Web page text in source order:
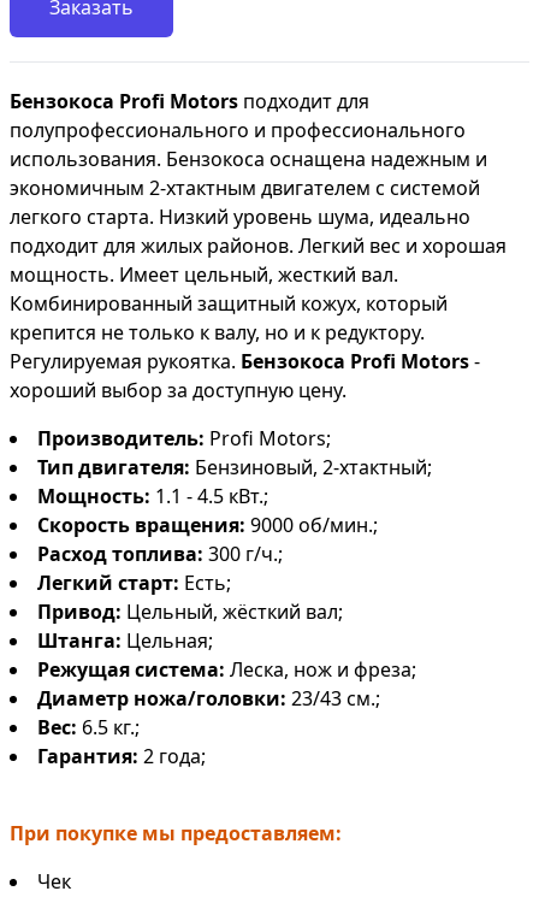
Заказать
Бензокоса Profi Motors подходит для
полупрофессионального и профессионального
использования. Бензокоса оснащена надежным и
экономичным 2-хтактным двигателем с системой
легкого старта. Низкий уровень шума, идеально
подходит для жилых районов. Легкий вес и хорошая
мощность. Имеет цельный, жесткий вал.
Комбинированный защитный кожух, который
крепится не только к валу, но и к редуктору.
Регулируемая рукоятка. Бензокоса Profi Motors-
хороший выбор за доступную цену.
Производитель: Profi Motors;
Тип двигателя: Бензиновый, 2-хтактный;
Мощность: 1.1 - 4.5 кВт.;
Скорость вращения: 9000 об/мин.;
Расход топлива: 300 г/ч.;
Легкий старт: Есть;
Привод: Цельный, жёсткий вал;
Штанга: Цельная;
Режущая система: Леска, нож и фреза;
Диаметр ножа/головки: 23/43 см.;
Вес: 6.5 кг.;
Гарантия: 2 года;
При покупке мы предоставляем:
Чек